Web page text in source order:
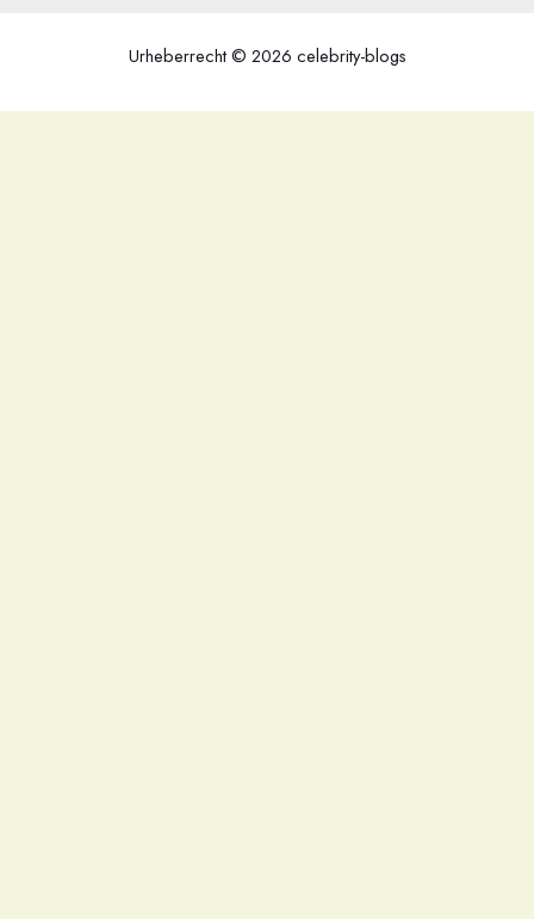
Urheberrecht © 2026 celebrity-blogs